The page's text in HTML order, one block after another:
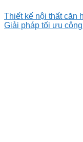
Thiết kế nội thất căn
Giải pháp tối ưu